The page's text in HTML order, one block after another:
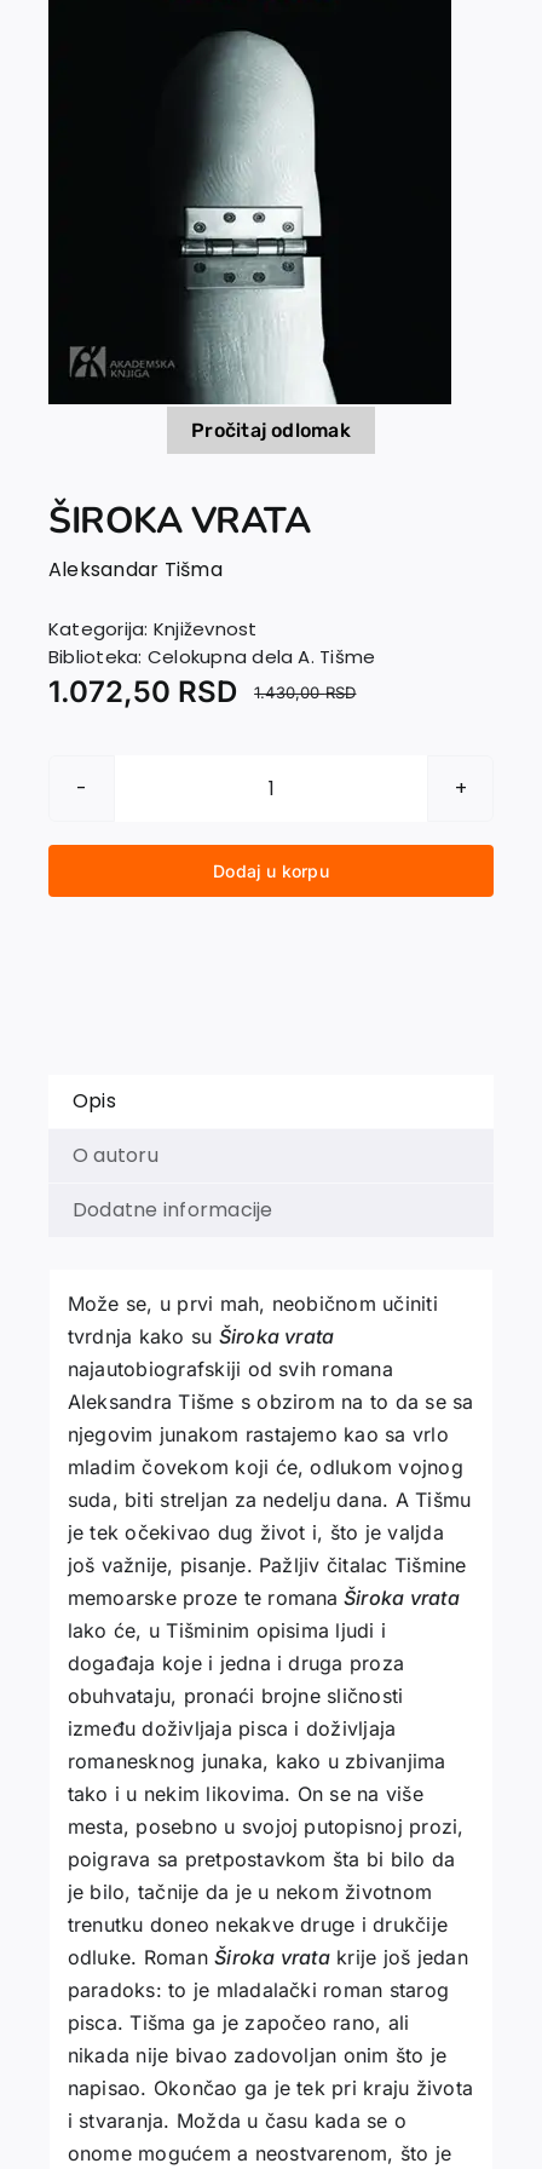
Pročitaj odlomak
ŠIROKA VRATA
Aleksandar Tišma
Kategorija: Književnost
Biblioteka: Celokupna dela A. Tišme
1.430,00RSD
1.072,50 RSD
ŠIROKA
količina
Dodaj u korpu
Opis
O autoru
Dodatne informacije
Može se, u prvi mah, neobičnom učiniti
tvrdnja kako su Široka vrata
najautobiografskiji od svih romana
Aleksandra Tišme s obzirom na to da se sa
njegovim junakom rastajemo kao sa vrlo
mladim čovekom koji će, odlukom vojnog
suda, biti streljan za nedelju dana. A Tišmu
je tek očekivao dug život i, što je valjda
još važnije, pisanje. Pažljiv čitalac Tišmine
memoarske proze te romana Široka vrata
lako će, u Tišminim opisima ljudi i
događaja koje i jedna i druga proza
obuhvataju, pronaći brojne sličnosti
između doživljaja pisca i doživljaja
romanesknog junaka, kako u zbivanjima
tako i u nekim likovima. On se na više
mesta, posebno u svojoj putopisnoj prozi,
poigrava sa pretpostavkom šta bi bilo da
je bilo, tačnije da je u nekom životnom
trenutku doneo nekakve druge i drukčije
odluke. RomanŠiroka vratakrije još jedan
paradoks: to je mladalački roman starog
pisca. Tišma ga je započeo rano, ali
nikada nije bivao zadovoljan onim što je
napisao. Okončao ga je tek pri kraju života
i stvaranja. Možda u času kada se o
onome mogućem a neostvarenom, što je